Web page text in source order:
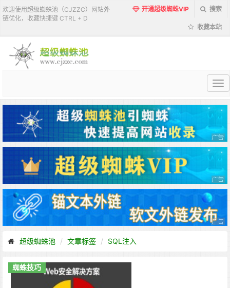
欢迎使用超级蜘蛛池（CJZZC）网站外
链优化，收藏快捷键 CTRL + D
开通超级蜘蛛VIP 搜索
收藏本站
超
蜘
蛛
池
超级蜘蛛池 文章标签 SQL注入
蜘蛛技巧